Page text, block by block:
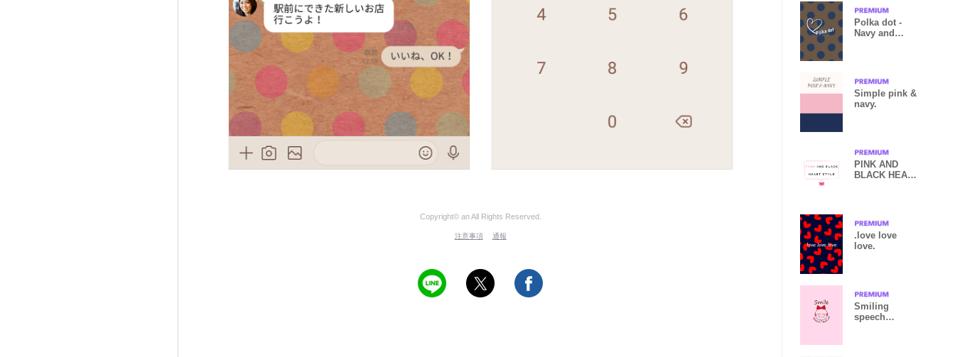
Copyright© an All Rights Reserved.
注意事項 通報
Polka dot -
Navy and
Simple pink &
navy.
PINK AND
BLACK HEART
.love love
love.
Smiling
speech